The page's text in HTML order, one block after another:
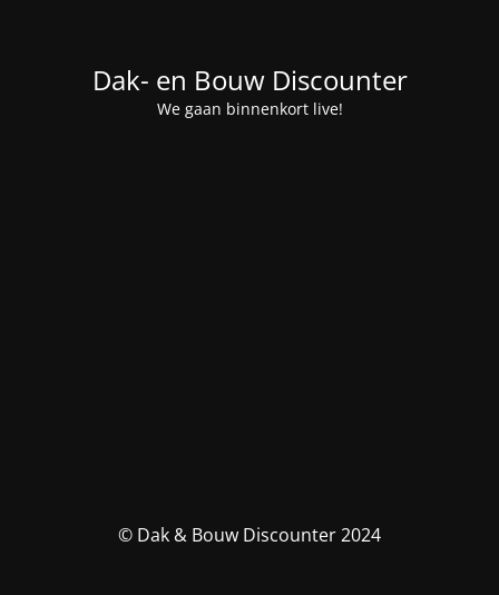
Dak- en Bouw Discounter
We gaan binnenkort live!
© Dak & Bouw Discounter 2024